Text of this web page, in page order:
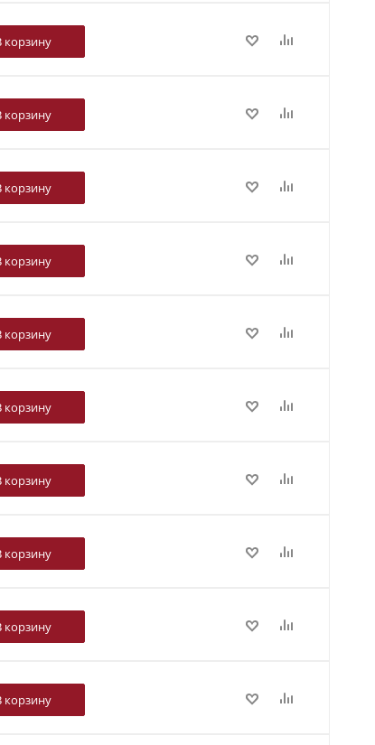
корзину
корзину
корзину
корзину
корзину
корзину
корзину
корзину
корзину
корзину